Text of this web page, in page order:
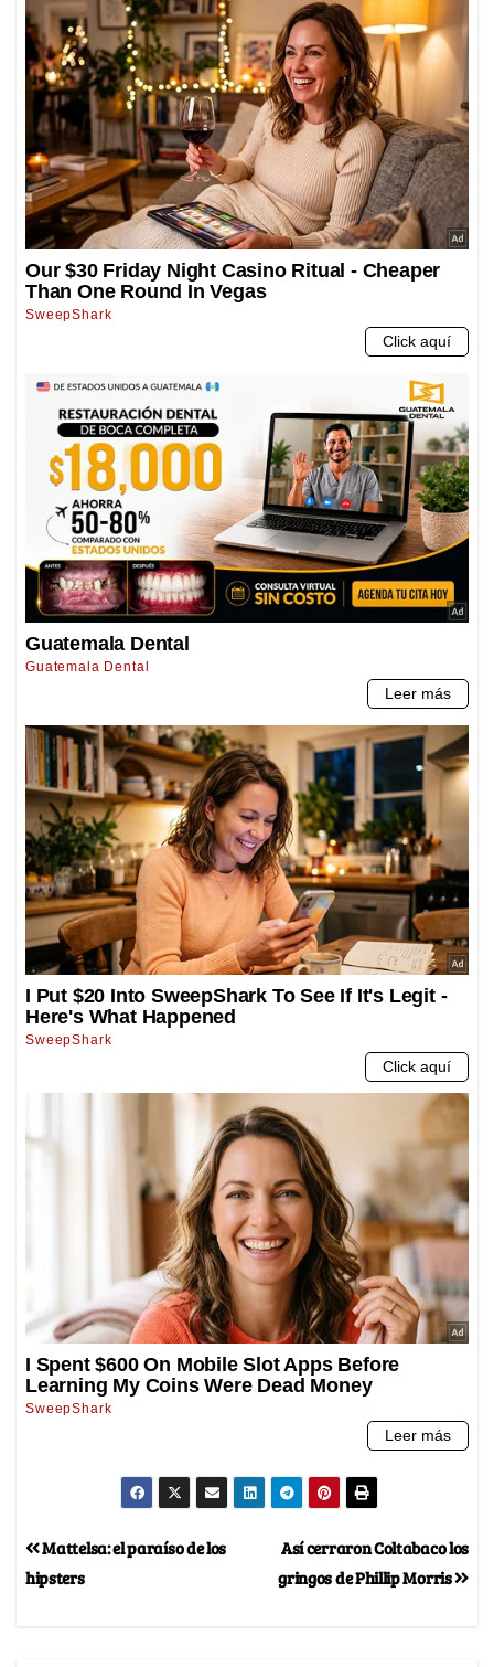
Así cerraron Coltabaco los
gringos de Phillip Morris
Mattelsa: el paraíso de los
hipsters